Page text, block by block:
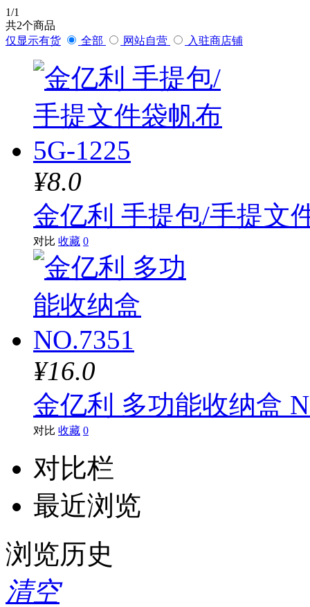
1/1
共2个商品
仅显示有货
全部 网站自营 入驻商店铺
¥8.0
金亿利 手提包/手提文
对比 收藏 0
¥16.0
金亿利 多功能收纳盒
对比 收藏 0
对比栏
最近浏览
浏览历史
清空